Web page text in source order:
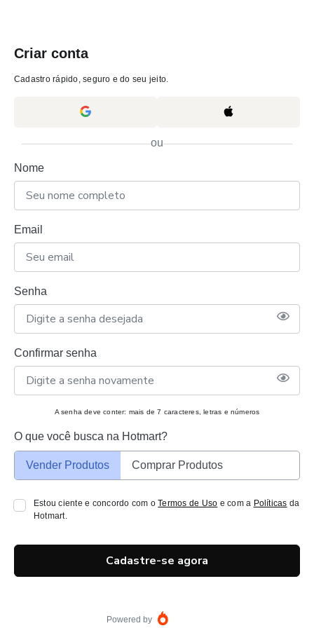
Criar conta
Cadastro rápido, seguro e do seu jeito.
ou
Nome
Email
Senha
Confirmar senha
A senha deve conter: mais de 7 caracteres, letras e números
O que você busca na Hotmart?
Vender Produtos Comprar Produtos
Estou ciente e concordo com oTermos de Uso e com a Políticas da
Hotmart.
Cadastre-se agora
Powered by